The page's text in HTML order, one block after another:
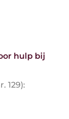
hulp bij
129):